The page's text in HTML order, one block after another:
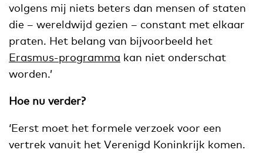
volgens mij niets beters dan mensen of staten
die – wereldwijd gezien – constant met elkaar
praten. Het belang van bijvoorbeeld het
Erasmus-programma kan niet onderschat
worden.’
Hoe nu verder?
‘Eerst moet het formele verzoek voor een
vertrek vanuit het Verenigd Koninkrijk komen.